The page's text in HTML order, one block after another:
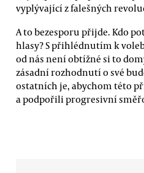
vyplývající z falešných
A to bezesporu přijde. Kdo
hlasy? S přihlédnutím k
od nás není obtížné si to
zásadní rozhodnutí o své
ostatních je, abychom této
a podpořili progresivní